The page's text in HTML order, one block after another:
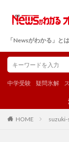
「Newsがわかる」と
中学受験 疑問氷解
HOME suzuki-